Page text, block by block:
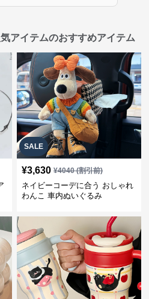
アイテムのおすすめアイテム
SALE
¥3,630 ¥4040(割引前)
ネイビーコーデに合う おしゃれ
わんこ 車内ぬいぐるみ